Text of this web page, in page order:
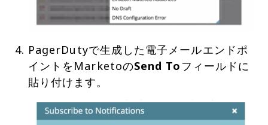
PagerDutyで生成した電子メールエンドポ
イントをMarketoのSend To フィールドに